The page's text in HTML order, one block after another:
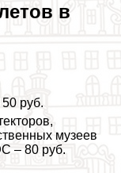
в
руб.
музеев
– 80 руб.